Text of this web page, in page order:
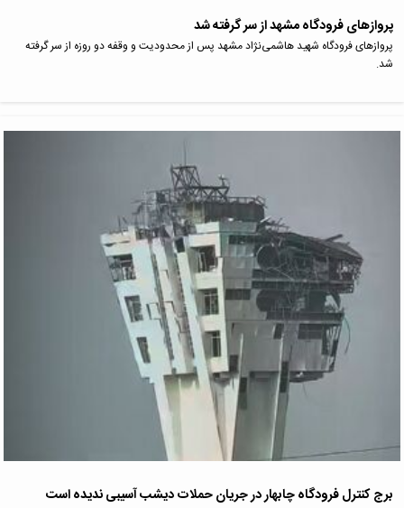
پرواز‌های فرودگاه مشهد از سر گرفته شد
پروازهای فرودگاه شهید هاشمی‌نژاد مشهد پس از محدودیت و وقفه دو روزه از سر گرفته
شد.
برج کنترل فرودگاه چابهار در جریان حملات دیشب آسیبی ندیده است